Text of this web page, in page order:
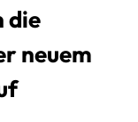
die
neuem